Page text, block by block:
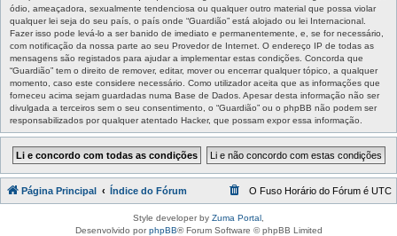
ódio, ameaçadora, sexualmente tendenciosa ou qualquer outro material que possa violar
qualquer lei seja do seu país, o país onde “Guardião” está alojado ou lei Internacional.
Fazer isso pode levá-lo a ser banido de imediato e permanentemente, e, se for necessário,
com notificação da nossa parte ao seu Provedor de Internet. O endereço IP de todas as
mensagens são registados para ajudar a implementar estas condições. Concorda que
“Guardião” tem o direito de remover, editar, mover ou encerrar qualquer tópico, a qualquer
momento, caso este considere necessário. Como utilizador aceita que as informações que
forneceu acima sejam guardadas numa Base de Dados. Apesar desta informação não ser
divulgada a terceiros sem o seu consentimento, o “Guardião” ou o phpBB não podem ser
responsabilizados por qualquer atentado Hacker, que possam expor essa informação.
Página Principal Índice do Fórum O Fuso Horário do Fórum é UTC
Style developer by Zuma Portal
Desenvolvido porphpBB® Forum Software © phpBB Limited